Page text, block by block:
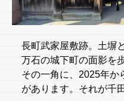
長町武家屋敷跡。土塀
万石の城下町の面影を
その一角に、2025年か
があります。それが千